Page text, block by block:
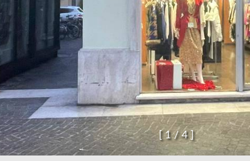
[ 1 / 4 ]